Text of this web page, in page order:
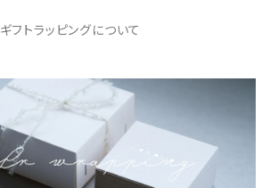
ギフトラッピングについて